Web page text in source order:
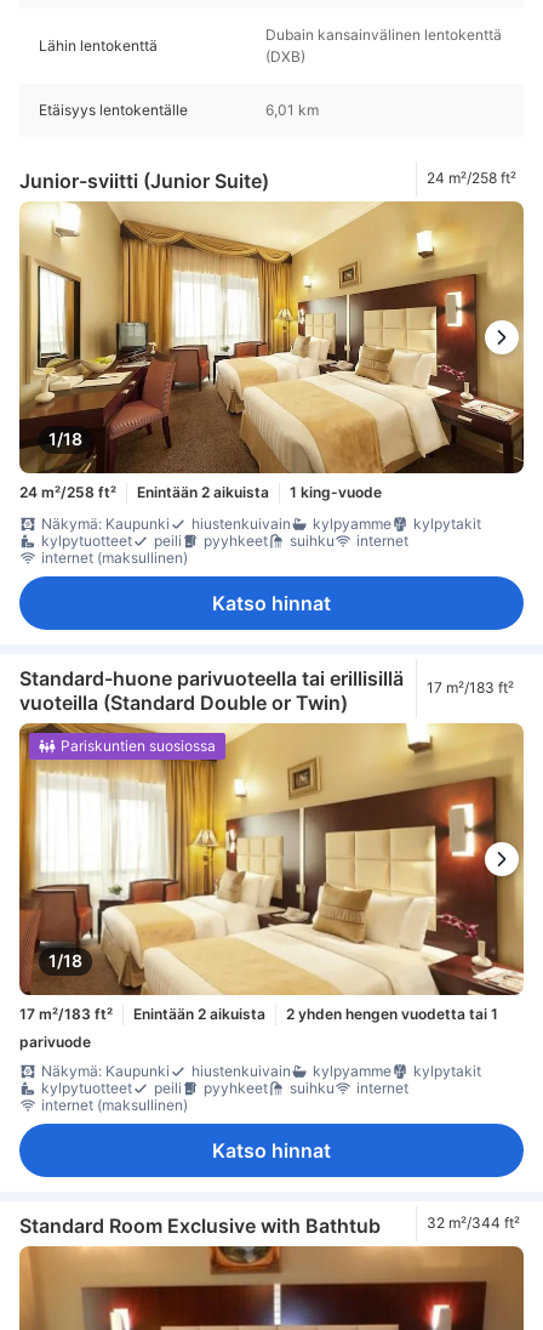
Lähin lentokenttä
Dubain kansainvälinen lentokenttä
(DXB)
Etäisyys lentokentälle 6,01 km
Junior-sviitti (Junior Suite) 24 m²/258 ft²
1/18
24 m²/258 ft² Enintään 2 aikuista
1 king-vuode
Näkymä: Kaupunki
hiustenkuivain kylpyamme
kylpytakit
kylpytuotteet
peili pyyhkeet suihku
internet
internet (maksullinen)
Katso hinnat
Standard-huone parivuoteella tai erillisillä
vuoteilla (Standard Double or Twin)
17 m²/183 ft²
1/18
Pariskuntien suosiossa
17 m²/183 ft² Enintään 2 aikuista
2 yhden hengen vuodetta tai 1
parivuode
Näkymä: Kaupunki
hiustenkuivain kylpyamme
kylpytakit
kylpytuotteet
peili pyyhkeet suihku
internet
internet (maksullinen)
Katso hinnat
Standard Room Exclusive with Bathtub 32 m²/344 ft²